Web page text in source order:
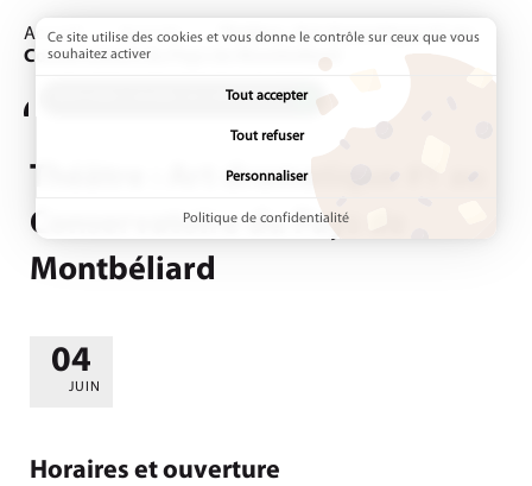
Accueil Agenda Page active :
Théâtre : Art dramatique #1 au
Conservatoire du Pays de Montbéliard
ADDTOANY (SHARE) EST DÉSACTIVÉ.
Théâtre : Art dramatique #1 au
Conservatoire du Pays de
Montbéliard
LE04
JUIN
Horaires et ouverture
Ce site utilise des cookies et vous donne le contrôle sur ceux que vous
souhaitez activer
Tout accepter
Tout refuser
Personnaliser
Politique de confidentialité